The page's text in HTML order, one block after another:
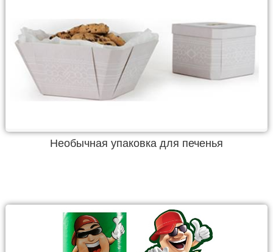
Необычная упаковка для печенья